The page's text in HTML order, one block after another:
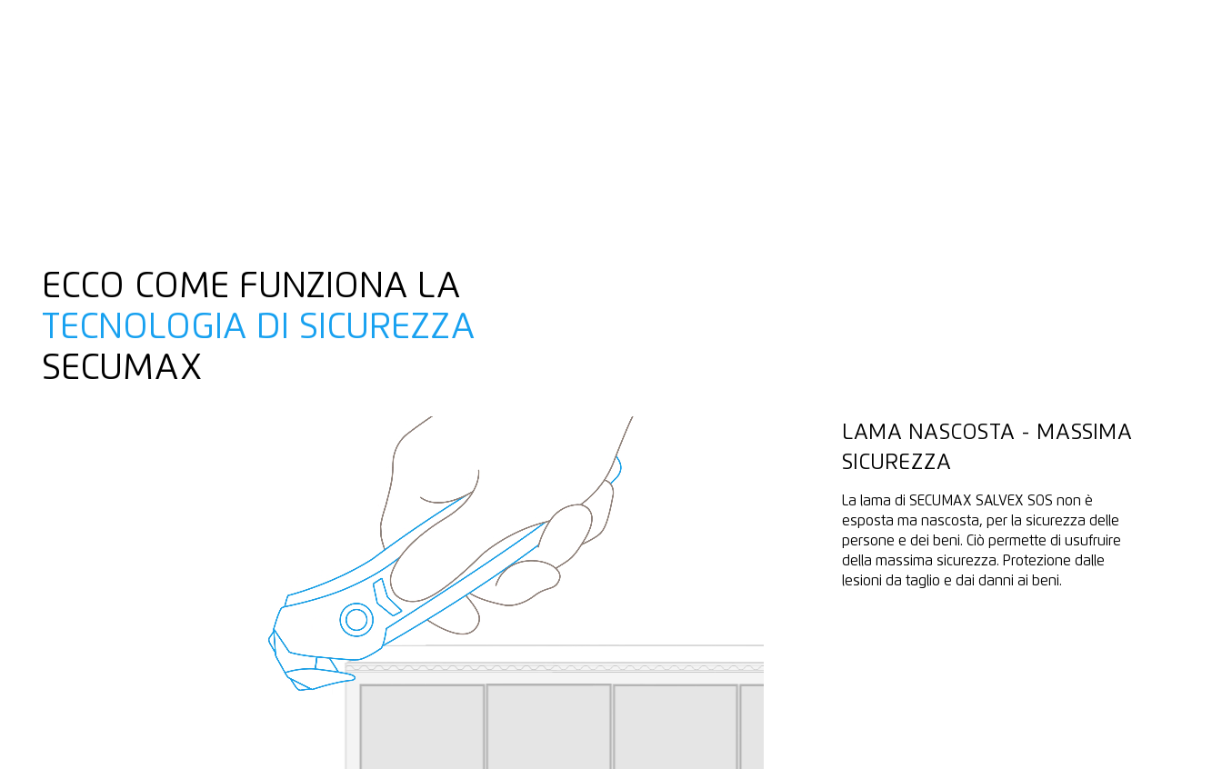
ECCO COME FUNZIONA LA
TECNOLOGIA DI SICUREZZA
SECUMAX
LAMA NASCOSTA - MASSIMA
SICUREZZA
La lama di SECUMAX SALVEX SOS non è
esposta ma nascosta, per la sicurezza delle
persone e dei beni. Ciò permette di usufruire
della massima sicurezza. Protezione dalle
lesioni da taglio e dai danni ai beni.